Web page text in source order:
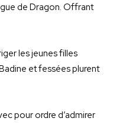
de Dragon. Offrant
les jeunes filles
et fessées plurent
pour ordre d’admirer